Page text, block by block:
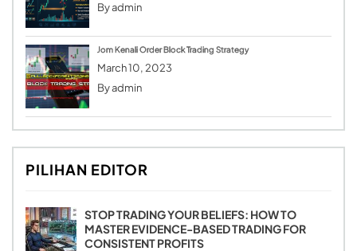
Byadmin
Jom Kenali Order Block Trading Strategy
March 10, 2023
Byadmin
PILIHAN EDITOR
STOP TRADING YOUR BELIEFS: HOW TO
MASTER EVIDENCE-BASED TRADING FOR
CONSISTENT PROFITS